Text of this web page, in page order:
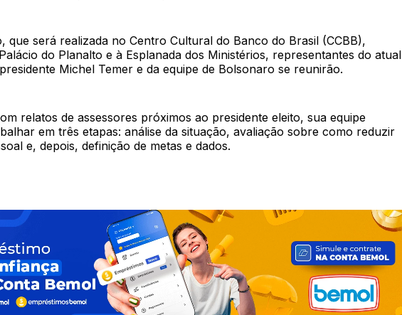
que será realizada no Centro Cultural do Banco do Brasil (CCBB),
do Planalto e à Esplanada dos Ministérios, representantes do atual
Michel Temer e da equipe de Bolsonaro se reunirão.
relatos de assessores próximos ao presidente eleito, sua equipe
em três etapas: análise da situação, avaliação sobre como reduzir
e, depois, definição de metas e dados.